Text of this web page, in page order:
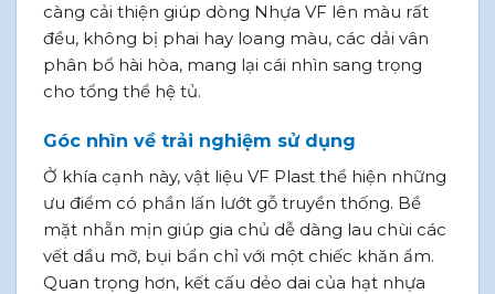
càng cải thiện giúp dòng Nhựa VF lên màu rất
đều, không bị phai hay loang màu, các dải vân
phân bổ hài hòa, mang lại cái nhìn sang trọng
cho tổng thể hệ tủ.
Góc nhìn về trải nghiệm sử dụng
Ở khía cạnh này, vật liệu VF Plast thể hiện những
ưu điểm có phần lấn lướt gỗ truyền thống. Bề
mặt nhẵn mịn giúp gia chủ dễ dàng lau chùi các
vết dầu mỡ, bụi bẩn chỉ với một chiếc khăn ẩm.
Quan trọng hơn, kết cấu dẻo dai của hạt nhựa